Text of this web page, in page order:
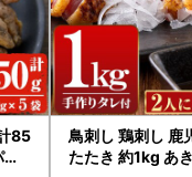
85
鳥刺し 鶏刺し 鹿
たたき 約1kg あ